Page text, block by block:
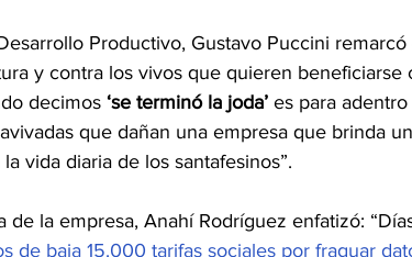
Productivo, Gustavo Puccini
y contra los vivos que quieren beneficiarse
decimos ‘se terminó la joda’ es para
que dañan una empresa que brinda
vida diaria de los santafesinos”.
de la empresa, Anahí Rodríguez enfatizó:
de baja 15.000 tarifas sociales por fraguar